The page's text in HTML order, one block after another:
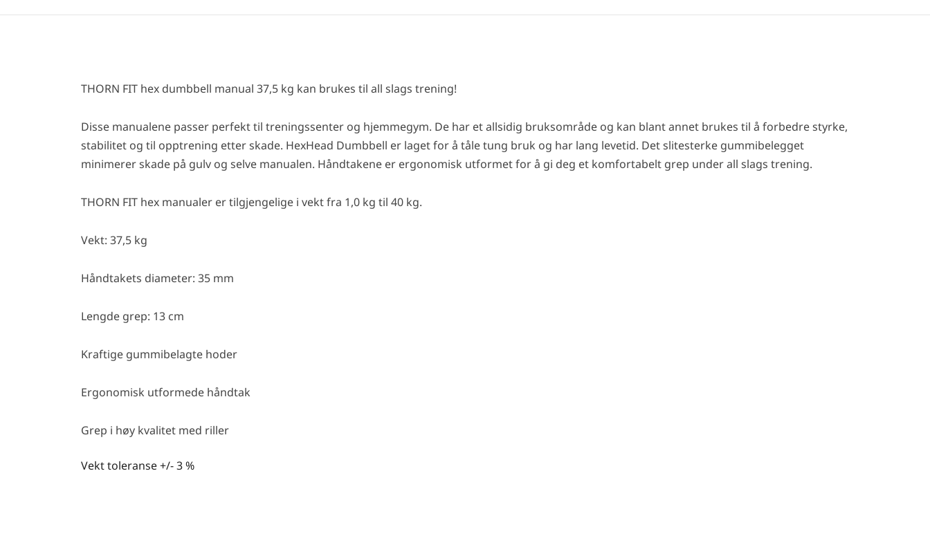
THORN FIT hex dumbbell manual 37,5 kg kan brukes til all slags trening!
Disse manualene passer perfekt til treningssenter og hjemmegym. De har et allsidig bruksområde og kan blant annet brukes til å forbedre styrke,
stabilitet og til opptrening etter skade. HexHead Dumbbell er laget for å tåle tung bruk og har lang levetid. Det slitesterke gummibelegget
minimerer skade på gulv og selve manualen. Håndtakene er ergonomisk utformet for å gi deg et komfortabelt grep under all slags trening.
THORN FIT hex manualer er tilgjengelige i vekt fra 1,0 kg til 40 kg.
Vekt: 37,5 kg
Håndtakets diameter: 35 mm
Lengde grep: 13 cm
Kraftige gummibelagte hoder
Ergonomisk utformede håndtak
Grep i høy kvalitet med riller
Vekt toleranse +/- 3 %